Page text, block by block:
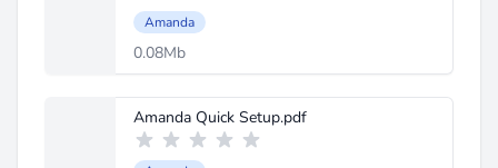
Amanda
0.08Mb
Amanda Quick Setup.pdf